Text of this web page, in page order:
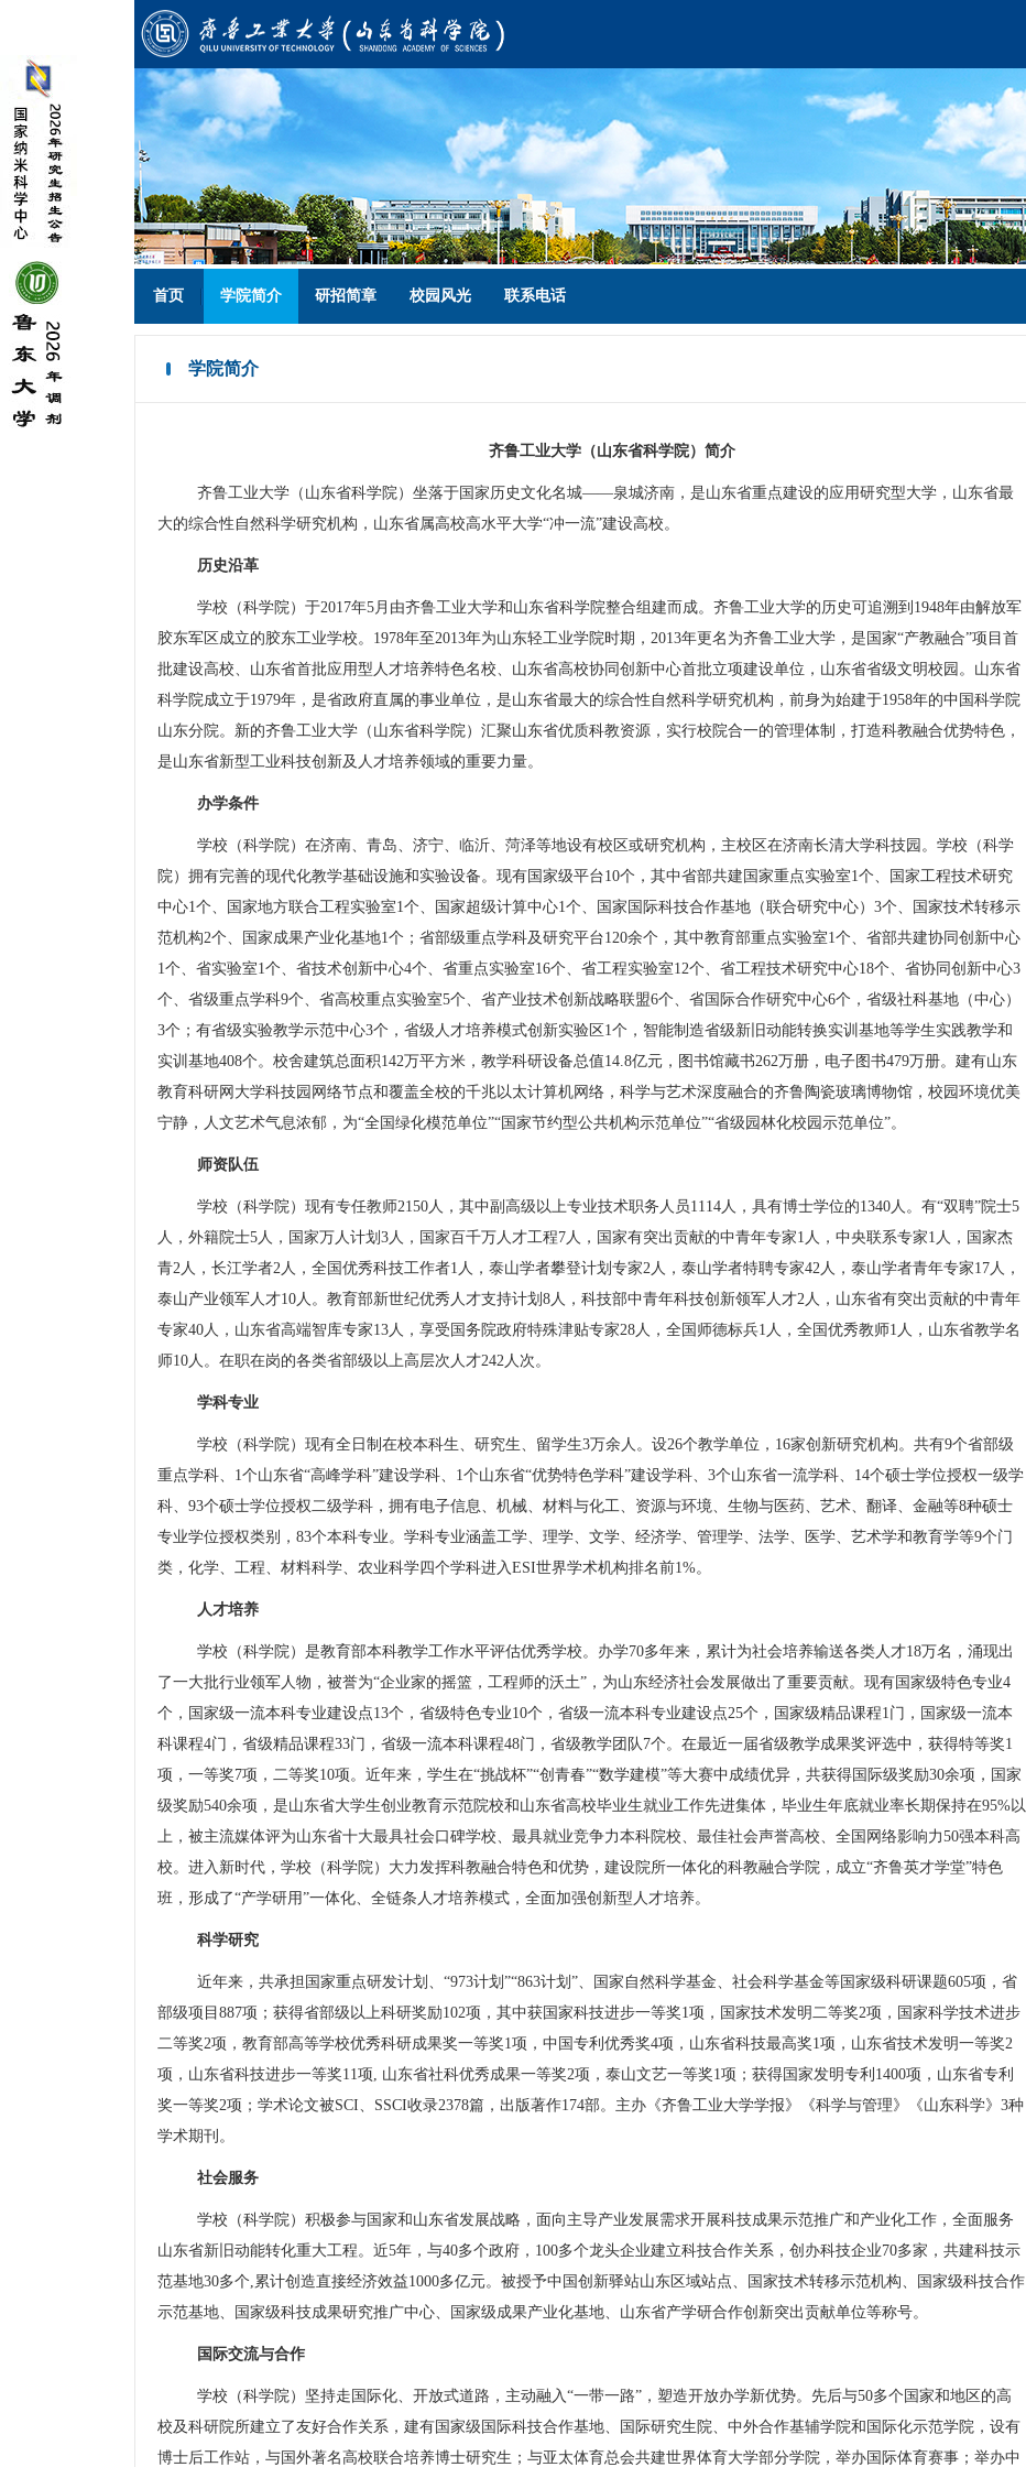
首页 学院简介 研招简章 校园风光 联系电话
学院简介
齐鲁工业大学（山东省科学院）简介
齐鲁工业大学（山东省科学院）坐落于国家历史文化名城——泉城济南，是山东省重点建设的应用研究型大学，山东省最
大的综合性自然科学研究机构，山东省属高校高水平大学“冲一流”建设高校。
历史沿革
学校（科学院）于2017年5月由齐鲁工业大学和山东省科学院整合组建而成。齐鲁工业大学的历史可追溯到 1948年由解放军
胶东军区成立的胶东工业学校。 1978年至2013年为山东轻工业学院时期， 2013年更名为齐鲁工业大学，是国家“产教融合”项目首
批建设高校、山东省首批应用型人才培养特色名校、山东省高校协同创新中心首批立项建设单位，山东省省级文明校园。山东省
科学院成立于1979年，是省政府直属的事业单位，是山东省最大的综合性自然科学研究机构，前身为始建于1958年的中国科学院
山东分院。新的齐鲁工业大学（山东省科学院）汇聚山东省优质科教资源，实行校院合一的管理体制，打造科教融合优势特色，
是山东省新型工业科技创新及人才培养领域的重要力量。
办学条件
学校（科学院）在济南、青岛、济宁、临沂、菏泽等地设有校区或研究机构，主校区在济南长清大学科技园。学校（科学
院）拥有完善的现代化教学基础设施和实验设备。现有国家级平台10个，其中省部共建国家重点实验室1个、国家工程技术研究
中心1个、国家地方联合工程实验室1个、国家超级计算中心1个、国家国际科技合作基地（联合研究中心） 3个、国家技术转移示
范机构2个、国家成果产业化基地1个；省部级重点学科及研究平台120余个，其中教育部重点实验室1个、省部共建协同创新中心
1个、省实验室1个、省技术创新中心4个、省重点实验室16个、省工程实验室12个、省工程技术研究中心18个、省协同创新中心3
个、省级重点学科9个、省高校重点实验室5个、省产业技术创新战略联盟6个、省国际合作研究中心6个，省级社科基地（中心）
3个；有省级实验教学示范中心3个，省级人才培养模式创新实验区 1个，智能制造省级新旧动能转换实训基地等学生实践教学和
实训基地408个。校舍建筑总面积142万平方米，教学科研设备总值14.8亿元，图书馆藏书262万册，电子图书479万册。建有山东
教育科研网大学科技园网络节点和覆盖全校的千兆以太计算机网络，科学与艺术深度融合的齐鲁陶瓷玻璃博物馆，校园环境优美
宁静，人文艺术气息浓郁，为“全国绿化模范单位”“ 国家节约型公共机构示范单位”“省级园林化校园示范单位”。
师资队伍
学校（科学院）现有专任教师2150人，其中副高级以上专业技术职务人员1114人，具有博士学位的1340人。有“双聘”院士5
人，外籍院士5人，国家万人计划 3人，国家百千万人才工程7人，国家有突出贡献的中青年专家1 人，中央联系专家1 人，国家杰
青2人，长江学者2人，全国优秀科技工作者1 人，泰山学者攀登计划专家2人，泰山学者特聘专家42人，泰山学者青年专家17人，
泰山产业领军人才10人。教育部新世纪优秀人才支持计划 8人，科技部中青年科技创新领军人才2人，山东省有突出贡献的中青年
专家40人，山东省高端智库专家13人，享受国务院政府特殊津贴专家28人，全国师德标兵1 人，全国优秀教师1 人，山东省教学名
师10人。在职在岗的各类省部级以上高层次人才242人次。
学科专业
学校（科学院）现有全日制在校本科生、研究生、留学生3万余人。设26个教学单位， 16家创新研究机构。共有9个省部级
重点学科、 1个山东省“高峰学科”建设学科、 1个山东省“优势特色学科”建设学科、 3个山东省一流学科、 14个硕士学位授权一级学
科、 93个硕士学位授权二级学科，拥有电子信息、机械、材料与化工、资源与环境、生物与医药、艺术、翻译、金融等8种硕士
专业学位授权类别， 83个本科专业。学科专业涵盖工学、理学、文学、经济学、管理学、法学、医学、艺术学和教育学等9个门
类，化学、工程、材料科学、农业科学四个学科进入ESI世界学术机构排名前1%。
人才培养
学校（科学院）是教育部本科教学工作水平评估优秀学校。办学70多年来，累计为社会培养输送各类人才18万名，涌现出
了一大批行业领军人物，被誉为“企业家的摇篮，工程师的沃土” ，为山东经济社会发展做出了重要贡献。现有国家级特色专业4
个，国家级一流本科专业建设点13个，省级特色专业10个，省级一流本科专业建设点25个，国家级精品课程1门，国家级一流本
科课程4门，省级精品课程33门，省级一流本科课程48门，省级教学团队7个。在最近一届省级教学成果奖评选中，获得特等奖1
项，一等奖7项，二等奖10项。近年来，学生在“挑战杯”“创青春”“数学建模”等大赛中成绩优异，共获得国际级奖励30余项，国家
级奖励540余项，是山东省大学生创业教育示范院校和山东省高校毕业生就业工作先进集体，毕业生年底就业率长期保持在95%以
上，被主流媒体评为山东省十大最具社会口碑学校、最具就业竞争力本科院校、最佳社会声誉高校、全国网络影响力50强本科高
校。进入新时代，学校（科学院）大力发挥科教融合特色和优势，建设院所一体化的科教融合学院，成立“齐鲁英才学堂”特色
班，形成了“产学研用”一体化、全链条人才培养模式，全面加强创新型人才培养。
科学研究
近年来，共承担国家重点研发计划、 “973计划 ”“863计划 ”、国家自然科学基金、社会科学基金等国家级科研课题605项，省
部级项目 887项；获得省部级以上科研奖励102项，其中获国家科技进步一等奖1项，国家技术发明二等奖2项，国家科学技术进步
二等奖2项，教育部高等学校优秀科研成果奖一等奖1项，中国专利优秀奖4项，山东省科技最高奖1项，山东省技术发明一等奖2
项，山东省科技进步一等奖11项, 山东省社科优秀成果一等奖2项，泰山文艺一等奖1项；获得国家发明专利 1400项，山东省专利
奖一等奖2项；学术论文被SCI、 SSCI收录2378篇，出版著作174部。主办《齐鲁工业大学学报》《科学与管理》《山东科学》 3种
学术期刊。
社会服务
学校（科学院）积极参与国家和山东省发展战略，面向主导产业发展需求开展科技成果示范推广和产业化工作，全面服务
山东省新旧动能转化重大工程。近5年，与40多个政府， 100多个龙头企业建立科技合作关系，创办科技企业70多家，共建科技示
范基地30多个, 累计创造直接经济效益1000多亿元。被授予中国创新驿站山东区域站点、国家技术转移示范机构、国家级科技合作
示范基地、国家级科技成果研究推广中心、国家级成果产业化基地、山东省产学研合作创新突出贡献单位等称号。
国际交流与合作
学校（科学院）坚持走国际化、开放式道路，主动融入“一带一路” ，塑造开放办学新优势。先后与50多个国家和地区的高
校及科研院所建立了友好合作关系，建有国家级国际科技合作基地、国际研究生院、中外合作基辅学院和国际化示范学院，设有
博士后工作站，与国外著名高校联合培养博士研究生；与亚太体育总会共建世界体育大学部分学院，举办国际体育赛事；举办中